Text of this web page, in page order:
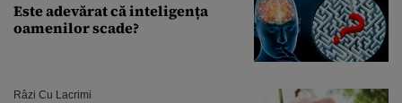
Este adevărat că inteligența
oamenilor scade?
Râzi Cu Lacrimi